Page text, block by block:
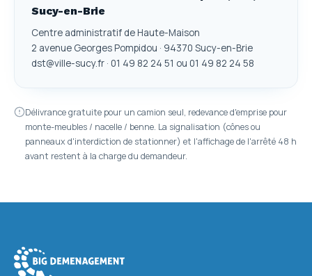
Sucy-en-Brie
Centre administratif de Haute-Maison
2 avenue Georges Pompidou · 94370 Sucy-en-Brie
dst@ville-sucy.fr · 01 49 82 24 51 ou 01 49 82 24 58
Délivrance gratuite pour un camion seul, redevance d'emprise pour
monte-meubles / nacelle / benne. La signalisation (cônes ou
panneaux d'interdiction de stationner) et l'affichage de l'arrêté 48 h
avant restent à la charge du demandeur.